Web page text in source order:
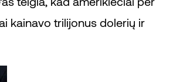
kainavo trilijonus dolerių ir